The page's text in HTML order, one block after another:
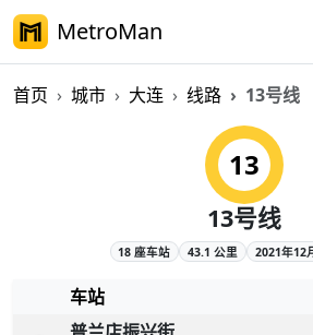
MetroMan
首页 城市 大连 线路 13号线
大连地铁13号线概览
13
13号线
18 座车站 43.1 公里 2021年12
车站